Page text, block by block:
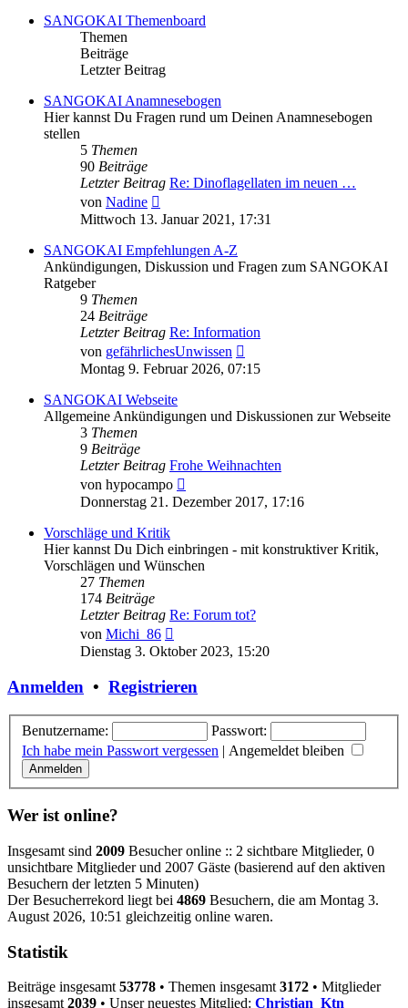
SANGOKAI Themenboard
Themen
Beiträge
Letzter Beitrag
SANGOKAI Anamnesebogen
Hier kannst Du Fragen rund um Deinen Anamnesebogen
stellen
5 Themen
90 Beiträge
Letzter Beitrag Re: Dinoflagellaten im neuen …
von Nadine
Beitrag
Mittwoch 13. Januar 2021, 17:31
SANGOKAI Empfehlungen A-Z
Ankündigungen, Diskussion und Fragen zum SANGOKAI
Ratgeber
9 Themen
24 Beiträge
Letzter Beitrag Re: Information
von gefährlichesUnwissen
Beitrag
Montag 9. Februar 2026, 07:15
SANGOKAI Webseite
Allgemeine Ankündigungen und Diskussionen zur Webseite
3 Themen
9 Beiträge
Letzter Beitrag Frohe Weihnachten
von hypocampo
Beitrag
Donnerstag 21. Dezember 2017, 17:16
Vorschläge und Kritik
Hier kannst Du Dich einbringen - mit konstruktiver Kritik,
Vorschlägen und Wünschen
27 Themen
174 Beiträge
Letzter Beitrag Re: Forum tot?
von Michi_86
Beitrag
Dienstag 3. Oktober 2023, 15:20
Anmelden • Registrieren
Benutzername:
Passwort:
Ich habe mein Passwort vergessen | Angemeldet bleiben
Wer ist online?
Insgesamt sind 2009 Besucher online :: 2 sichtbare Mitglieder, 0
unsichtbare Mitglieder und 2007 Gäste (basierend auf den aktiven
Besuchern der letzten 5 Minuten)
Der Besucherrekord liegt bei 4869 Besuchern, die am Montag 3.
August 2026, 10:51 gleichzeitig online waren.
Statistik
Beiträge insgesamt 53778 • Themen insgesamt 3172 • Mitglieder
insgesamt 2039 • Unser neuestes Mitglied: Christian_Ktn